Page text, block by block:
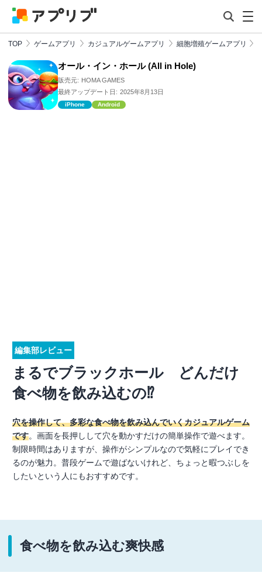
TOP ゲームアプリ カジュアルゲームアプリ 細胞増殖ゲームアプリ
オール・イン・ホール (All in Hole)
販売元: HOMA GAMES
最終アップデート日: 2025年8月13日
iPhone Android
編集部レビュー
まるでブラックホール どんだけ
食べ物を飲み込むの⁉
穴を操作して、多彩な食べ物を飲み込んでいくカジュアルゲーム
です。画面を長押しして穴を動かすだけの簡単操作で遊べます。
制限時間はありますが、操作がシンプルなので気軽にプレイでき
るのが魅力。普段ゲームで遊ばないけれど、ちょっと暇つぶしを
したいという人にもおすすめです。
食べ物を飲み込む爽快感